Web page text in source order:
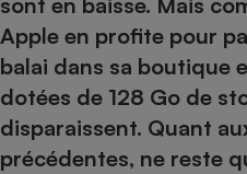
Apple en profite pour
balai dans sa boutique
dotées de 128 Go de
disparaissent. Quant
précédentes, ne reste
Choisir son fioul
Choisir son pellet
Comparateur assurance
Energie Moins Chère